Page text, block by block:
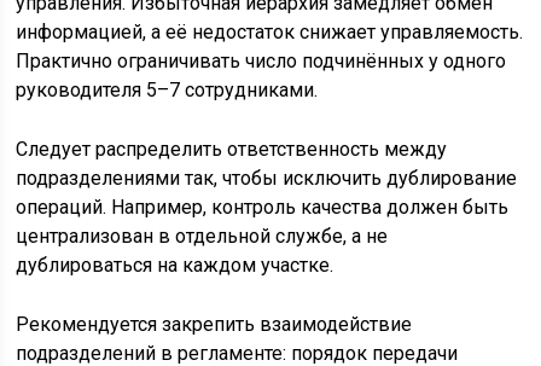
информацией, а её недостаток снижает управляемость.
Практично ограничивать число подчинённых у одного
руководителя 5–7 сотрудниками.
Следует распределить ответственность между
подразделениями так, чтобы исключить дублирование
операций. Например, контроль качества должен быть
централизован в отдельной службе, а не
дублироваться на каждом участке.
Рекомендуется закрепить взаимодействие
подразделений в регламенте: порядок передачи